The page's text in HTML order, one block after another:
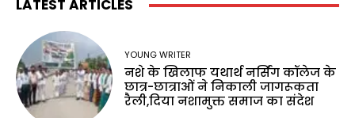
LATEST ARTICLES
YOUNG WRITER
नशे के खिलाफ यथार्थ नर्सिंग कॉलेज के
छात्र-छात्राओं ने निकाली जागरूकता
रैली,दिया नशामुक्त समाज का संदेश